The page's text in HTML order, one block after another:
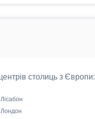
столиць з Європи:
Лондон